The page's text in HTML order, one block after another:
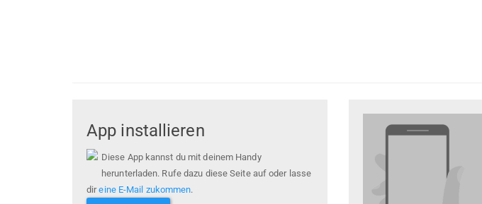
App installieren
Diese App kannst du mit deinem Handy
herunterladen. Rufe dazu diese Seite auf oder lasse
direine E-Mail zukommen.